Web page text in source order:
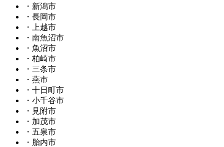
・新潟市
・長岡市
・上越市
・南魚沼市
・魚沼市
・柏崎市
・三条市
・燕市
・十日町市
・小千谷市
・見附市
・加茂市
・五泉市
・胎内市